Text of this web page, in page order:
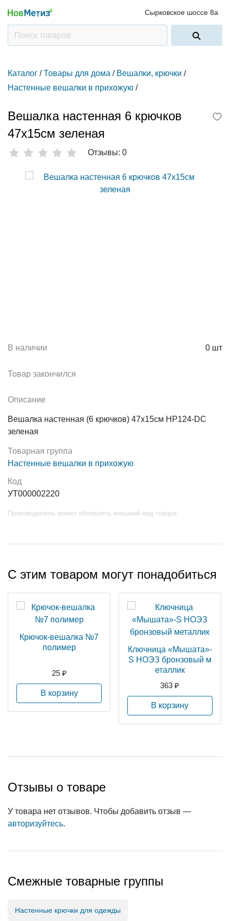
Сырковское шоссе 8а
Каталог / Товары для дома / Вешалки, крючки /
Настенные вешалки в прихожую /
Вешалка настенная 6 крючков
47х15см зеленая
Отзывы: 0
В наличии 0 шт
Товар закончился
Описание
Вешалка настенная (6 крючков) 47х15см HP124-DC
зеленая
Товарная группа
Настенные вешалки в прихожую
Код
УТ000002220
Производитель может обновлять внешний вид товара
С этим товаром могут понадобиться
Крючок-вешалка №7
полимер
25 ₽
В корзину
Ключница «Мышата»-
S НОЭЗ бронзовый м
еталлик
363 ₽
В корзину
Отзывы о товаре
У товара нет отзывов. Чтобы добавить отзыв —
авторизуйтесь.
Смежные товарные группы
Настенные крючки для одежды